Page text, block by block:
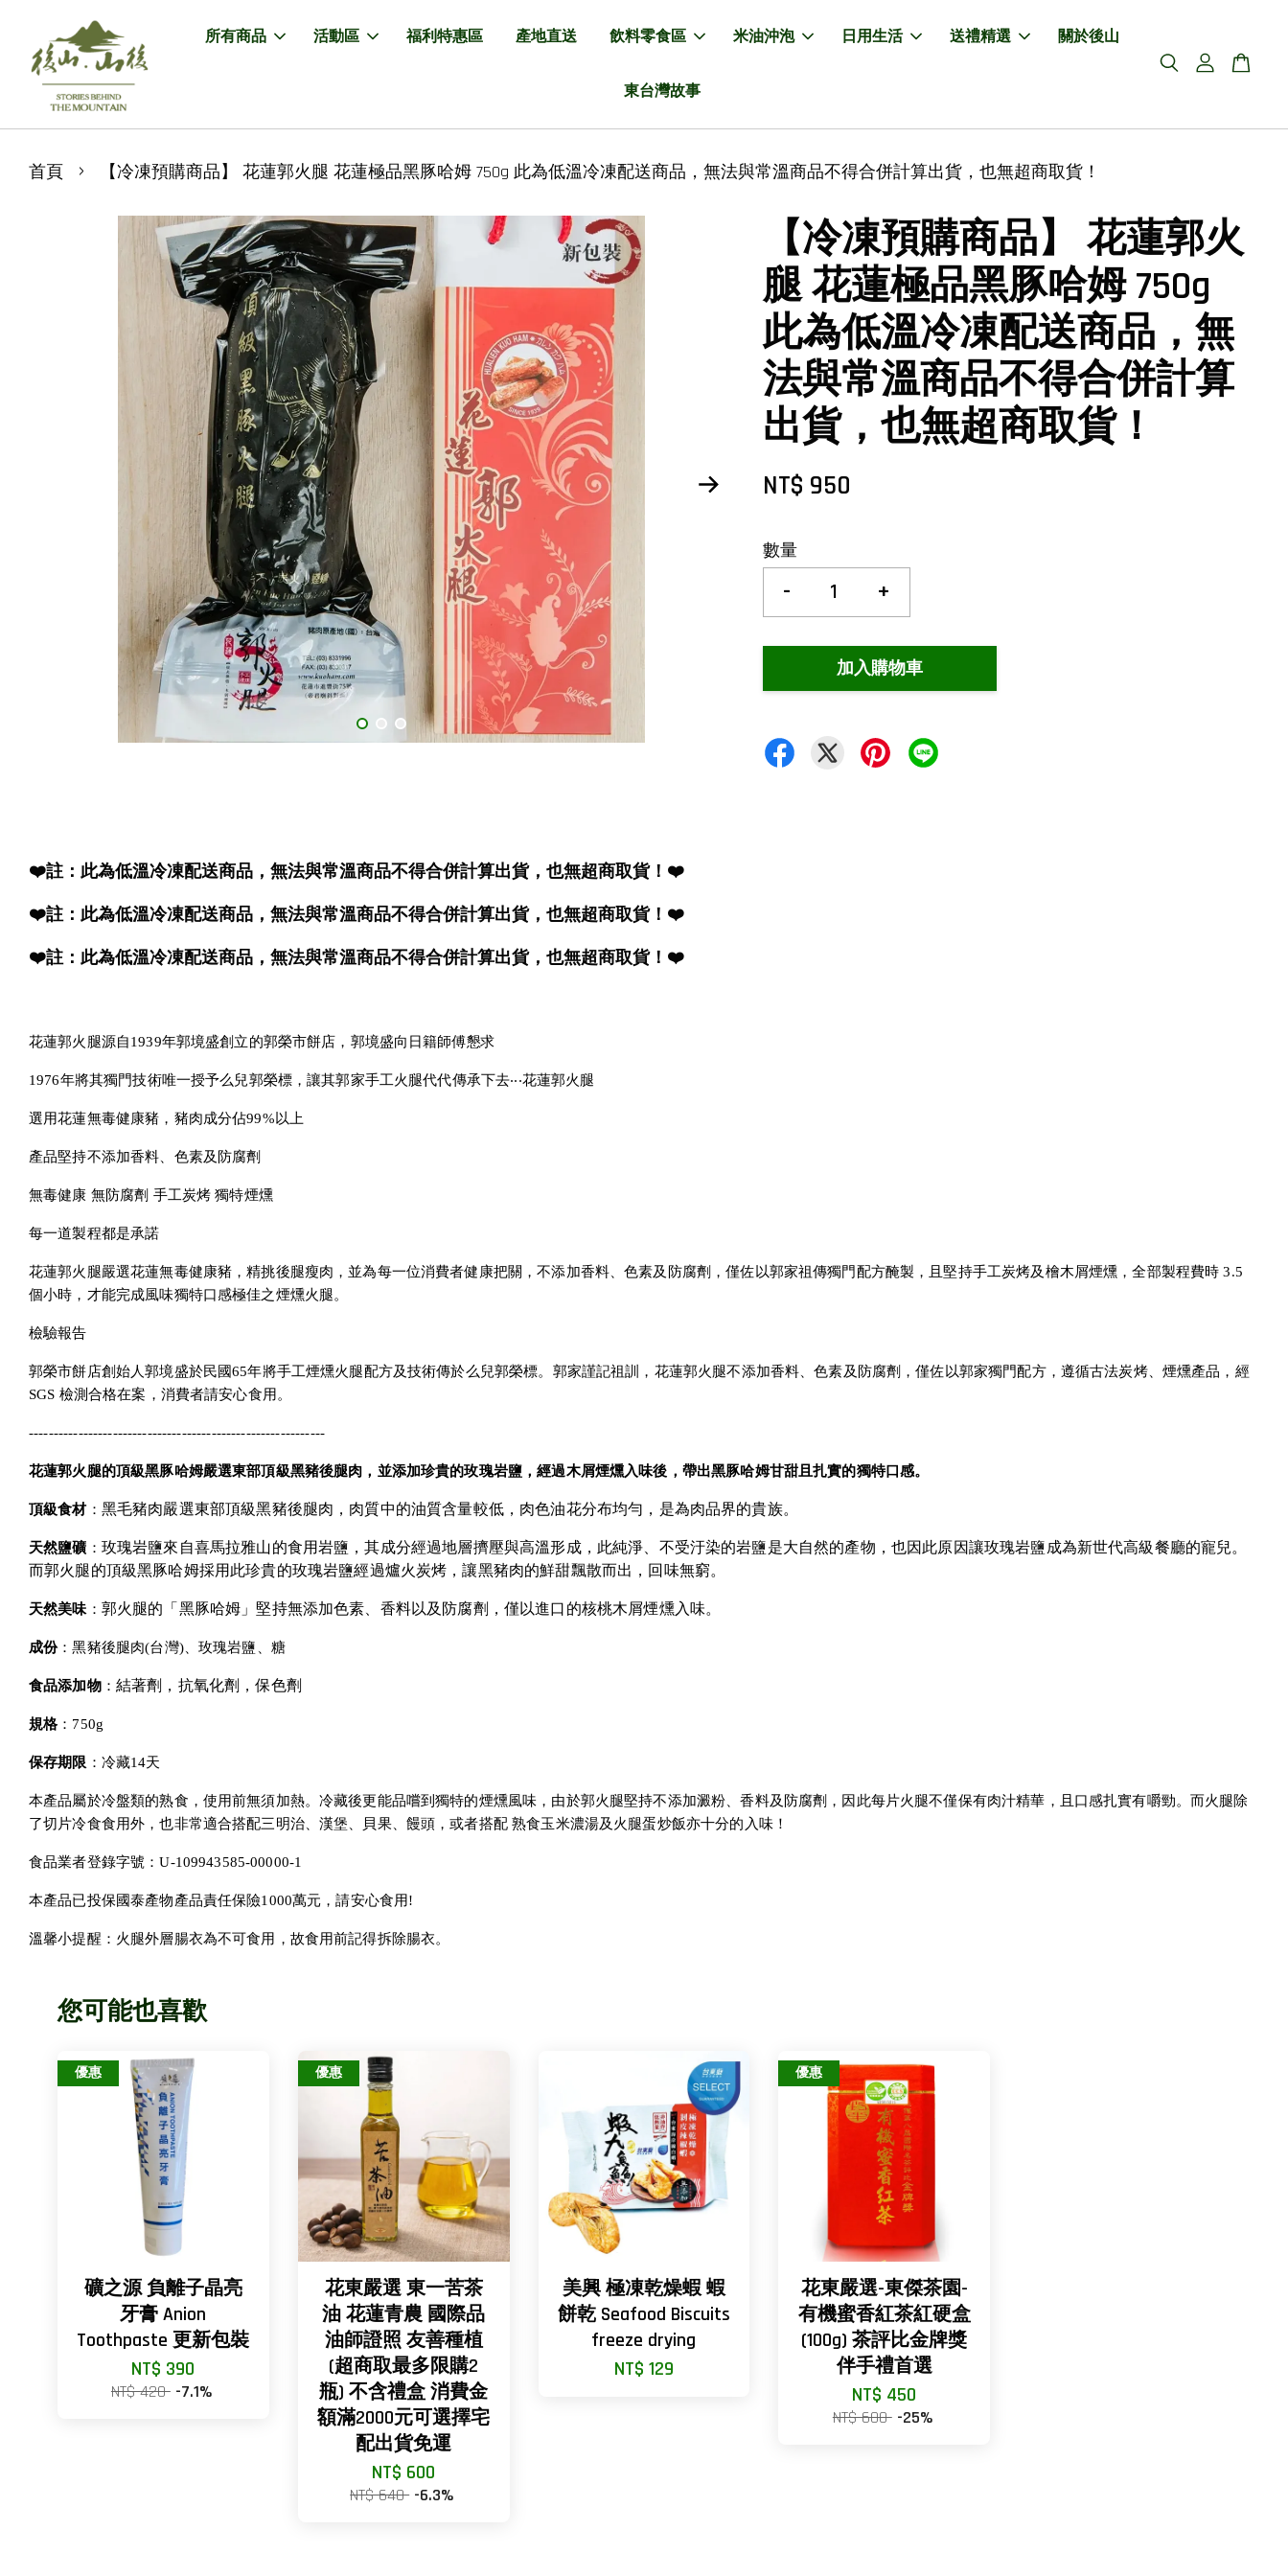
所有商品 活動區 福利特惠區 產地直送 飲料零食區 米油沖泡 日用生活 送禮精選 關於後山
東台灣故事
首頁 › 【冷凍預購商品】 花蓮郭火腿 花蓮極品黑豚哈姆 750g 此為低溫冷凍配送商品，無法與常溫商品不得合併計算出貨，也無超商取貨！
【冷凍預購商品】 花蓮郭火
腿 花蓮極品黑豚哈姆 750g
此為低溫冷凍配送商品，無
法與常溫商品不得合併計算
出貨，也無超商取貨！
NT$ 950
數量
- +
加入購物車
❤️註：此為低溫冷凍配送商品，無法與常溫商品不得合併計算出貨，也無超商取貨！❤️
❤️註：此為低溫冷凍配送商品，無法與常溫商品不得合併計算出貨，也無超商取貨！❤️
❤️註：此為低溫冷凍配送商品，無法與常溫商品不得合併計算出貨，也無超商取貨！❤️
花蓮郭火腿源自1939年郭境盛創立的郭榮市餅店，郭境盛向日籍師傅懇求
1976年將其獨門技術唯一授予么兒郭榮標，讓其郭家手工火腿代代傳承下去‧‧‧花蓮郭火腿
選用花蓮無毒健康豬，豬肉成分佔99%以上
產品堅持不添加香料、色素及防腐劑
無毒健康 無防腐劑 手工炭烤 獨特煙燻
每一道製程都是承諾
花蓮郭火腿嚴選花蓮無毒健康豬，精挑後腿瘦肉，並為每一位消費者健康把關，不添加香料、色素及防腐劑，僅佐以郭家祖傳獨門配方醃製，且堅持手工炭烤及檜木屑煙燻，全部製程費時 3.5
個小時，才能完成風味獨特口感極佳之煙燻火腿。
檢驗報告
郭榮市餅店創始人郭境盛於民國65年將手工煙燻火腿配方及技術傳於么兒郭榮標。郭家謹記祖訓，花蓮郭火腿不添加香料、色素及防腐劑，僅佐以郭家獨門配方，遵循古法炭烤、煙燻產品，經
SGS 檢測合格在案，消費者請安心食用。
------------------------------------------------------------
花蓮郭火腿的頂級黑豚哈姆嚴選東部頂級黑豬後腿肉，並添加珍貴的玫瑰岩鹽，經過木屑煙燻入味後，帶出黑豚哈姆甘甜且扎實的獨特口感。
頂級食材： 黑毛豬肉嚴選東部頂級黑豬後腿肉，肉質中的油質含量較低，肉色油花分布均勻，是為肉品界的貴族。
天然鹽礦 ： 玫瑰岩鹽來自喜馬拉雅山的食用岩鹽，其成分經過地層擠壓與高溫形成，此純淨、不受汙染的岩鹽是大自然的產物，也因此原因讓玫瑰岩鹽成為新世代高級餐廳的寵兒。
而郭火腿的頂級黑豚哈姆採用此珍貴的玫瑰岩鹽經過爐火炭烤，讓黑豬肉的鮮甜飄散而出，回味無窮。
天然美味 ： 郭火腿的「黑豚哈姆」堅持無添加色素、香料以及防腐劑，僅以進口的核桃木屑煙燻入味。
成份：黑豬後腿肉(台灣)、玫瑰岩鹽、糖
食品添加物： 結著劑，抗氧化劑，保色劑
規格：750g
保存期限 ：冷藏14天
本產品屬於冷盤類的熟食，使用前無須加熱。冷藏後更能品嚐到獨特的煙燻風味，由於郭火腿堅持不添加澱粉、香料及防腐劑，因此每片火腿不僅保有肉汁精華，且口感扎實有嚼勁。而火腿除
了切片冷食食用外，也非常適合搭配三明治、漢堡、貝果、饅頭，或者搭配 熟食玉米濃湯及火腿蛋炒飯亦十分的入味！
食品業者登錄字號：U-109943585-00000-1
本產品已投保國泰產物產品責任保險1000萬元，請安心食用!
溫馨小提醒：火腿外層腸衣為不可食用，故食用前記得拆除腸衣。
您可能也喜歡
優惠
礦之源 負離子晶亮
牙膏 Anion
Toothpaste 更新包裝
NT$ 390
NT$ 420 -7.1%
優惠
花東嚴選 東一苦茶
油 花蓮青農 國際品
油師證照 友善種植
(超商取最多限購2
瓶) 不含禮盒 消費金
額滿2000元可選擇宅
配出貨免運
NT$ 600
NT$ 640 -6.3%
美興 極凍乾燥蝦 蝦
餅乾 Seafood Biscuits
freeze drying
NT$ 129
優惠
花東嚴選-東傑茶園-
有機蜜香紅茶紅硬盒
(100g) 茶評比金牌獎
伴手禮首選
NT$ 450
NT$ 600 -25%